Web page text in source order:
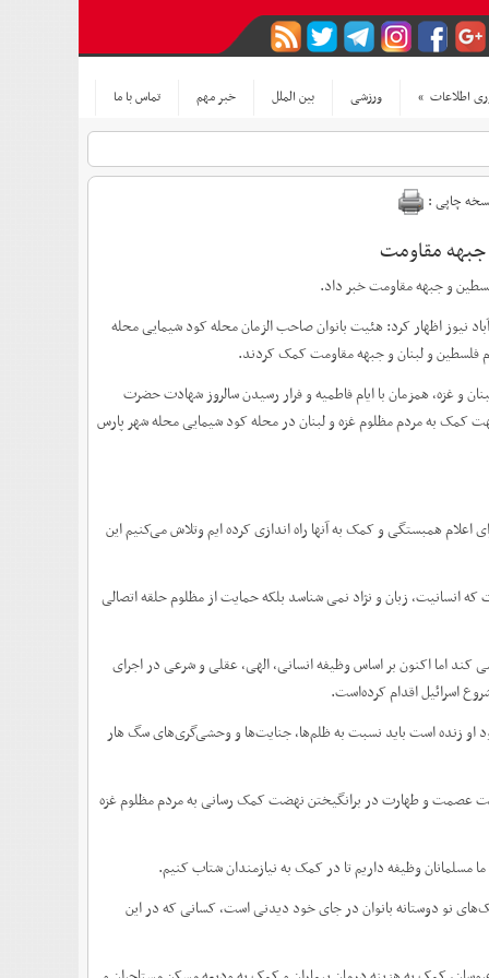
اطلاعات » ورزشی بین الملل خبر مهم تماس با ما
چاپی :
نیوز اظهار کرد: هئیت بانوان صاحب الزمان محله کود شیمایی محله
و غزه، همزمان با ایام فاطمیه و فرار رسیدن سالروز شهادت حضرت
به مردم مظلوم غزه و لبنان در محله کود شیمایی محله شهر پارس
همبستگی و کمک به آنها راه اندازی کرده ایم وتلاش می‌کنیم این
انسانیت، زبان و نژاد نمی شناسد بلکه حمایت از مظلوم حلقه اتصالی
اما اکنون بر اساس وظیفه انسانی، الهی، عقلی و شرعی در اجرای
اسرائیل اقدام کرده‌است.
او زنده است باید نسبت به ظلم‌ها، جنایت‌ها و وحشی‌گری‌های سگ هار
عصمت و طهارت در برانگیختن نهضت کمک رسانی به مردم مظلوم غزه
مسلمانان وظیفه داریم تا در کمک به نیازمندان شتاب کنیم.
نو دوستانه بانوان در جای خود دیدنی است، کسانی که در این